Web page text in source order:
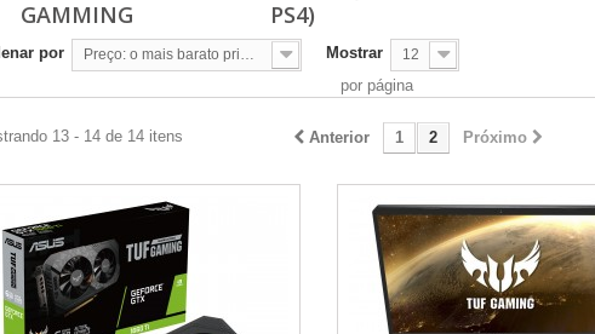
GAMMING
PS4)
por Preço: o mais barato primeiro Mostrar 12
por página
Anterior 1 2 Próximo
13 - 14 de 14 itens